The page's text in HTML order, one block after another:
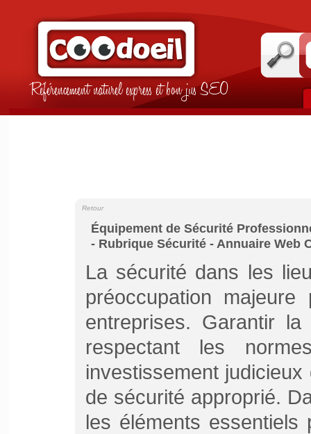
Référencement naturel express et bon jus SEO
Équipement de Sécurité
- Rubrique Sécurité - Annuaire Web
Retour
La sécurité dans les
préoccupation
entreprises. Garantir
respectant les
investissement
de sécurité approprié.
les éléments essentiels